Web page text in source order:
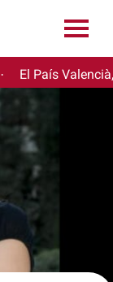
· El País